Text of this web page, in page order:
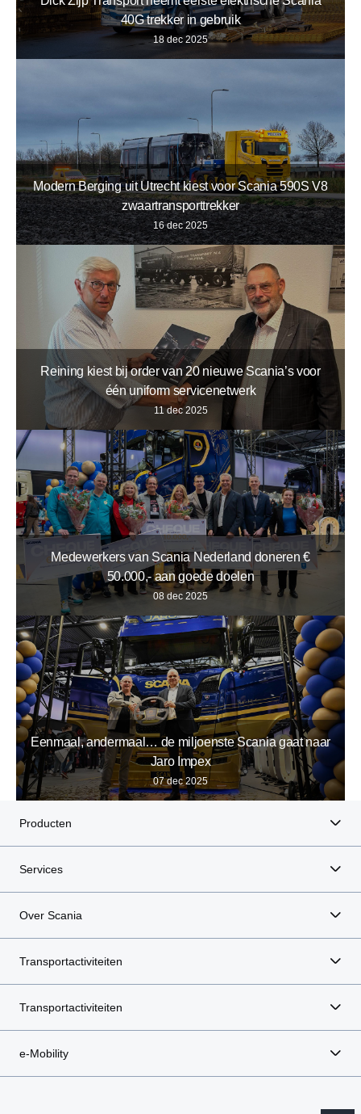
40G trekker in gebruik
18 dec 2025
Modern Berging uit Utrecht kiest voor Scania 590S V8
zwaartransporttrekker
16 dec 2025
Reining kiest bij order van 20 nieuwe Scania’s voor
één uniform servicenetwerk
11 dec 2025
Medewerkers van Scania Nederland doneren €
50.000,- aan goede doelen
08 dec 2025
Eenmaal, andermaal… de miljoenste Scania gaat naar
Jaro Impex
07 dec 2025
Producten
Services
Over Scania
Transportactiviteiten
Transportactiviteiten
e-Mobility